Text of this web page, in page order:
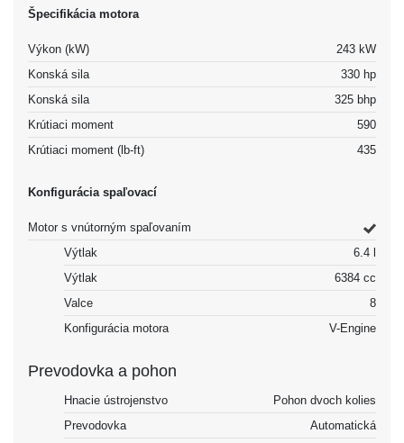
Špecifikácia motora
Výkon (kW)
243 kW
Konská sila
330 hp
Konská sila
325 bhp
Krútiaci moment
590
Krútiaci moment (lb-ft)
435
Konfigurácia spaľovací
Motor s vnútorným spaľovaním
Výtlak
6.4 l
Výtlak
6384 cc
Valce
8
Konfigurácia motora
V-Engine
Prevodovka a pohon
Hnacie ústrojenstvo
Pohon dvoch kolies
Prevodovka
Automatická